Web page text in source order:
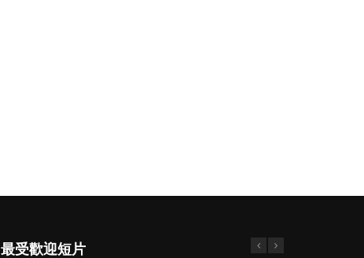
最受歡迎短片